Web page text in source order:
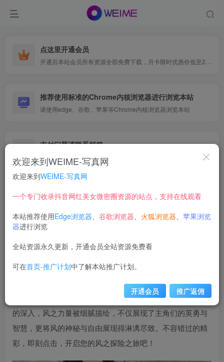
点这里开通会员
推荐使用标准的Chrome内核浏览器进行浏览本站
请使用edge、谷歌、苹果等Chrome内核浏览器浏览本站
支付问题请联系邮箱
遇到支付问题请联系网页底部邮箱或者微信支付留言
weime
在线观看《风之领域》第0028集，一场视觉盛宴正等待
着您！本集精心准备了50张高清美图，每一帧都仿佛能吹动
心弦，让人仿佛置身于那变幻莫测的风之秘境中。随着剧情
的深入，风之力量被细腻描绘，不仅展现了主角们的英勇与
智慧，更将风的神秘与自由展现得淋漓尽致。不容错过的精
彩，即刻点击，开启您的风之探险之旅吧！
欢迎来到WEIME-写真网
欢迎来到WEIME-写真网
一个专门收录抖音网红美女微密圈资源的站点，支持在线观看
本站推荐使用Edge浏览器、 谷歌浏览器、 火狐浏览器、 苹果浏览
器进行浏览
全站资源永久更新，开通会员全站资源免费看
可在首页-推广计划中了解本站推广计划。
开通会员 推广返佣